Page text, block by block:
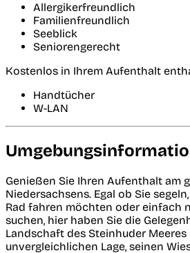
Allergikerfreundlich
Familienfreundlich
Seeblick
Seniorengerecht
Kostenlos in Ihrem Aufenthalt
Handtücher
W-LAN
Genießen Sie Ihren Aufenthalt am
Niedersachsens. Egal ob Sie
Rad fahren möchten oder einfach
suchen, hier haben Sie die
Landschaft des Steinhuder
unvergleichlichen Lage, seinen